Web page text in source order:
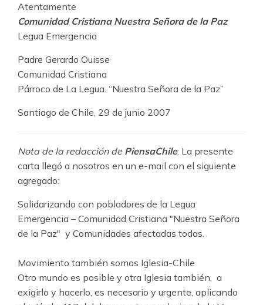
Atentamente
Comunidad Cristiana Nuestra Señora de la Paz
Legua Emergencia
Padre Gerardo Ouisse
Comunidad Cristiana
Párroco de La Legua. “Nuestra Señora de la Paz”
Santiago de Chile, 29 de junio 2007
Nota de la redacción de PiensaChile: La presente
carta llegó a nosotros en un e-mail con el siguiente
agregado:
Solidarizando con pobladores de la Legua
Emergencia – Comunidad Cristiana "Nuestra Señora
de la Paz" y Comunidades afectadas todas.
Movimiento también somos Iglesia-Chile
Otro mundo es posible y otra Iglesia también, a
exigirlo y hacerlo, es necesario y urgente, aplicando